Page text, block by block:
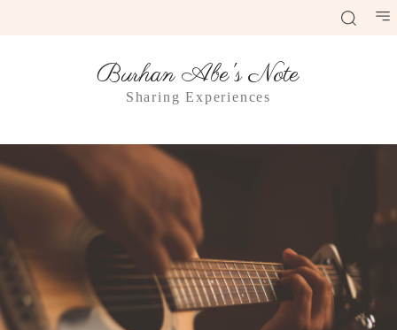
Burhan Abe's Note
Sharing Experiences